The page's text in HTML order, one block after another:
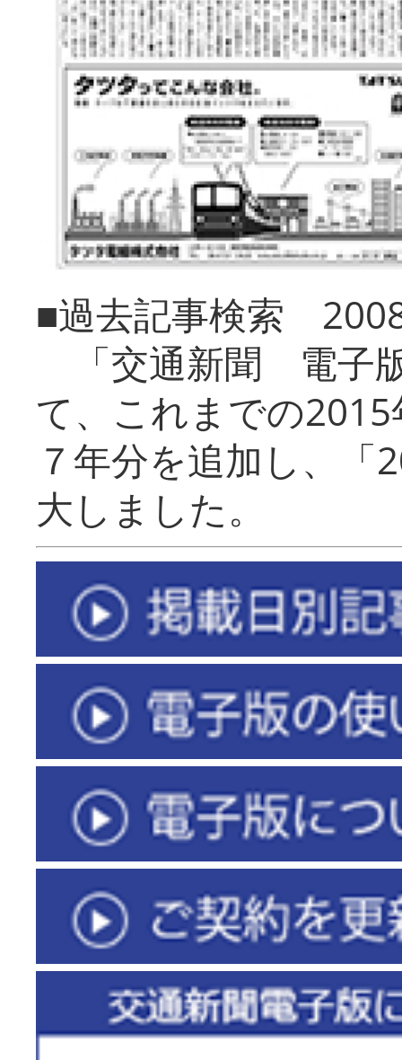
■過去記事検索
「交通新聞 電子
て、これまでの
７年分を追加し、「
大しまし